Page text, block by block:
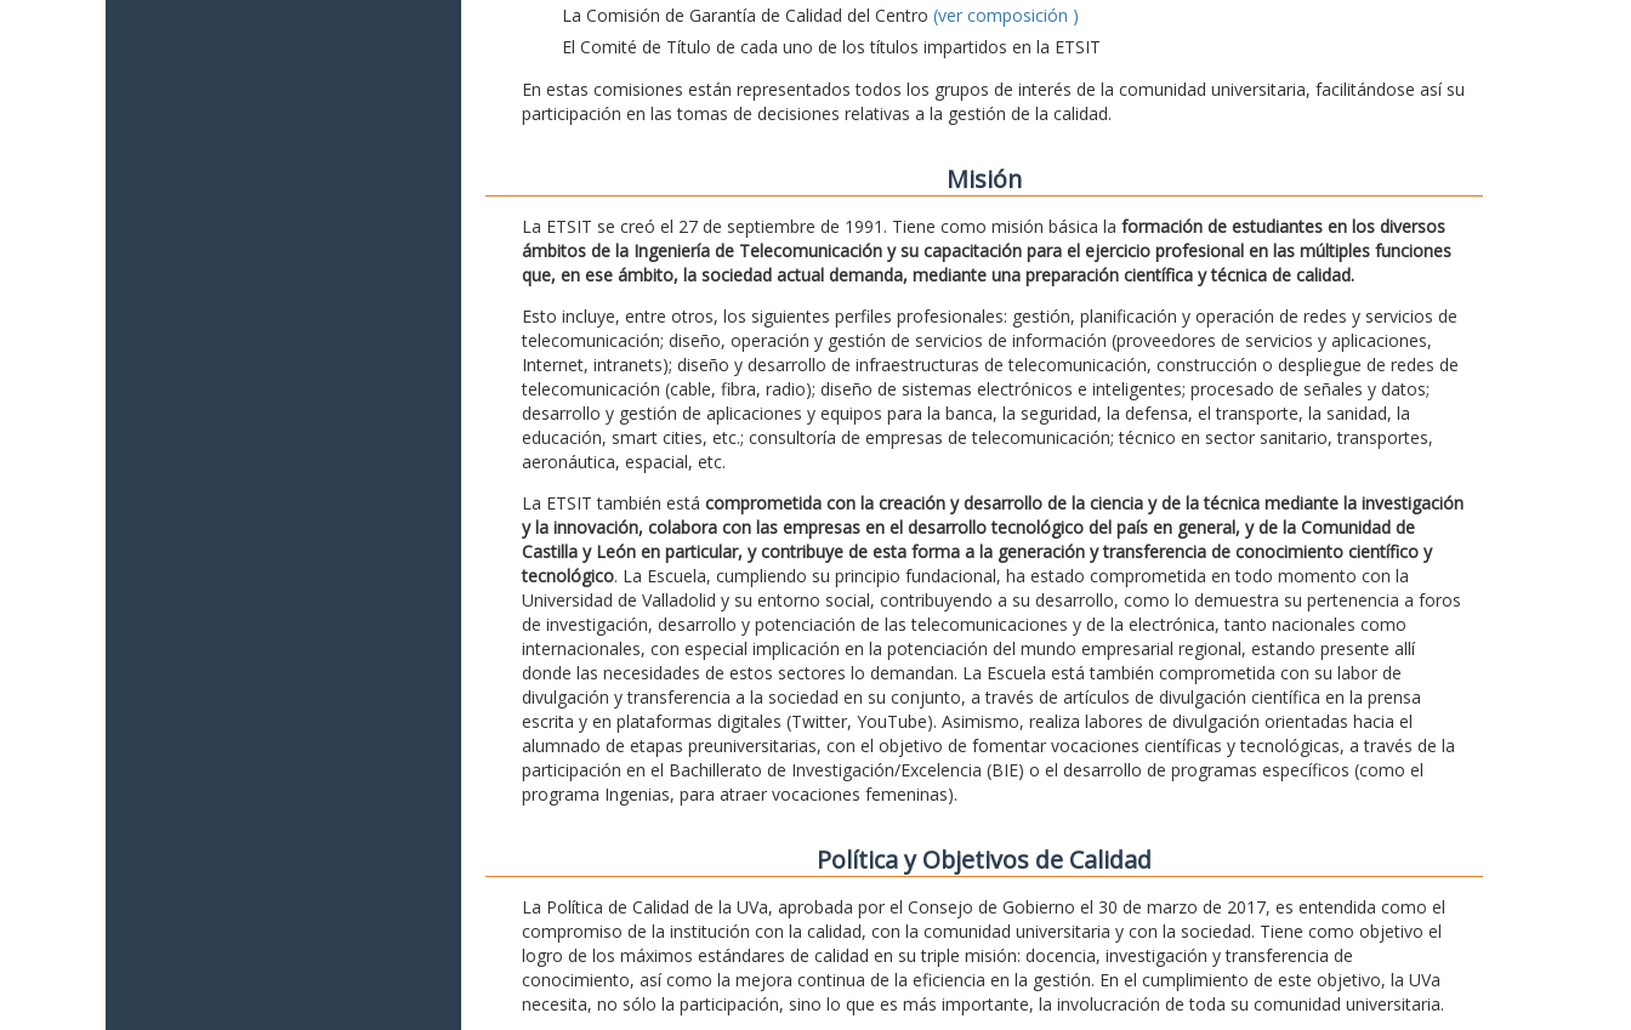
La Comisión de Garantía de Calidad del Centro (ver composición )
El Comité de Título de cada uno de los títulos impartidos en la ETSIT
En estas comisiones están representados todos los grupos de interés de la comunidad universitaria, facilitándose así su
participación en las tomas de decisiones relativas a la gestión de la calidad.
Misión
La ETSIT se creó el 27 de septiembre de 1991. Tiene como misión básica la formación de estudiantes en los diversos
ámbitos de la Ingeniería de Telecomunicación y su capacitación para el ejercicio profesional en las múltiples funciones
que, en ese ámbito, la sociedad actual demanda, mediante una preparación científica y técnica de calidad.
Esto incluye, entre otros, los siguientes perfiles profesionales: gestión, planificación y operación de redes y servicios de
telecomunicación; diseño, operación y gestión de servicios de información (proveedores de servicios y aplicaciones,
Internet, intranets); diseño y desarrollo de infraestructuras de telecomunicación, construcción o despliegue de redes de
telecomunicación (cable, fibra, radio); diseño de sistemas electrónicos e inteligentes; procesado de señales y datos;
desarrollo y gestión de aplicaciones y equipos para la banca, la seguridad, la defensa, el transporte, la sanidad, la
educación, smart cities, etc.; consultoría de empresas de telecomunicación; técnico en sector sanitario, transportes,
aeronáutica, espacial, etc.
La ETSIT también está comprometida con la creación y desarrollo de la ciencia y de la técnica mediante la investigación
y la innovación, colabora con las empresas en el desarrollo tecnológico del país en general, y de la Comunidad de
Castilla y León en particular, y contribuye de esta forma a la generación y transferencia de conocimiento científico y
tecnológico. La Escuela, cumpliendo su principio fundacional, ha estado comprometida en todo momento con la
Universidad de Valladolid y su entorno social, contribuyendo a su desarrollo, como lo demuestra su pertenencia a foros
de investigación, desarrollo y potenciación de las telecomunicaciones y de la electrónica, tanto nacionales como
internacionales, con especial implicación en la potenciación del mundo empresarial regional, estando presente allí
donde las necesidades de estos sectores lo demandan. La Escuela está también comprometida con su labor de
divulgación y transferencia a la sociedad en su conjunto, a través de artículos de divulgación científica en la prensa
escrita y en plataformas digitales (Twitter, YouTube). Asimismo, realiza labores de divulgación orientadas hacia el
alumnado de etapas preuniversitarias, con el objetivo de fomentar vocaciones científicas y tecnológicas, a través de la
participación en el Bachillerato de Investigación/Excelencia (BIE) o el desarrollo de programas específicos (como el
programa Ingenias, para atraer vocaciones femeninas).
Polí­tica y Objetivos de Calidad
La Política de Calidad de la UVa, aprobada por el Consejo de Gobierno el 30 de marzo de 2017, es entendida como el
compromiso de la institución con la calidad, con la comunidad universitaria y con la sociedad. Tiene como objetivo el
logro de los máximos estándares de calidad en su triple misión: docencia, investigación y transferencia de
conocimiento, así como la mejora continua de la eficiencia en la gestión. En el cumplimiento de este objetivo, la UVa
necesita, no sólo la participación, sino lo que es más importante, la involucración de toda su comunidad universitaria.